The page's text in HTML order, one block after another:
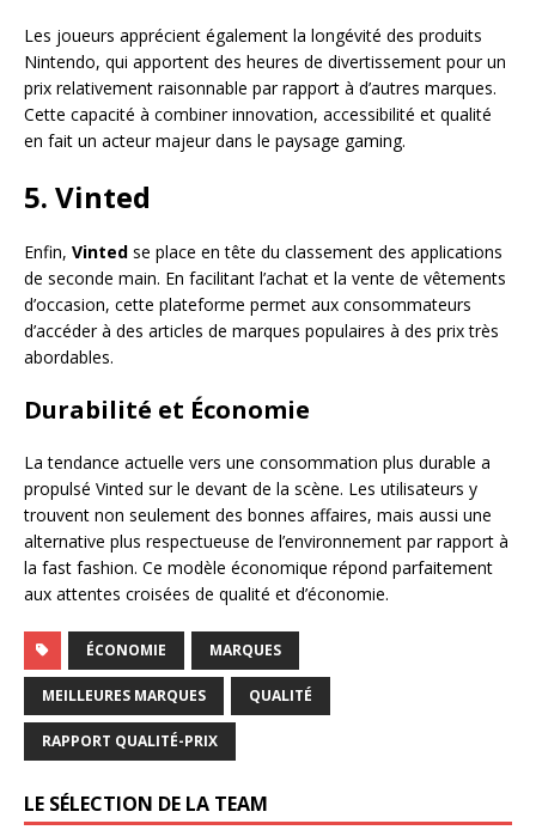
Les joueurs apprécient également la longévité des produits
Nintendo, qui apportent des heures de divertissement pour un
prix relativement raisonnable par rapport à d’autres marques.
Cette capacité à combiner innovation, accessibilité et qualité
en fait un acteur majeur dans le paysage gaming.
5. Vinted
Enfin, Vinted se place en tête du classement des applications
de seconde main. En facilitant l’achat et la vente de vêtements
d’occasion, cette plateforme permet aux consommateurs
d’accéder à des articles de marques populaires à des prix très
abordables.
Durabilité et Économie
La tendance actuelle vers une consommation plus durable a
propulsé Vinted sur le devant de la scène. Les utilisateurs y
trouvent non seulement des bonnes affaires, mais aussi une
alternative plus respectueuse de l’environnement par rapport à
la fast fashion. Ce modèle économique répond parfaitement
aux attentes croisées de qualité et d’économie.
ÉCONOMIE MARQUES
MEILLEURES MARQUES QUALITÉ
RAPPORT QUALITÉ-PRIX
LE SÉLECTION DE LA TEAM